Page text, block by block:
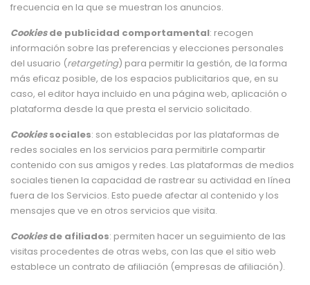
frecuencia en la que se muestran los anuncios.
Cookiesde publicidad comportamental: recogen
información sobre las preferencias y elecciones personales
del usuario (retargeting) para permitir la gestión, de la forma
más eficaz posible, de los espacios publicitarios que, en su
caso, el editor haya incluido en una página web, aplicación o
plataforma desde la que presta el servicio solicitado.
Cookiessociales: son establecidas por las plataformas de
redes sociales en los servicios para permitirle compartir
contenido con sus amigos y redes. Las plataformas de medios
sociales tienen la capacidad de rastrear su actividad en línea
fuera de los Servicios. Esto puede afectar al contenido y los
mensajes que ve en otros servicios que visita.
Cookiesde afiliados: permiten hacer un seguimiento de las
visitas procedentes de otras webs, con las que el sitio web
establece un contrato de afiliación (empresas de afiliación).